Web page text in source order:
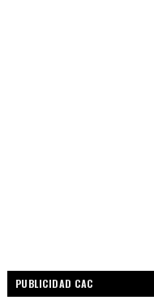
PUBLICIDAD CAC